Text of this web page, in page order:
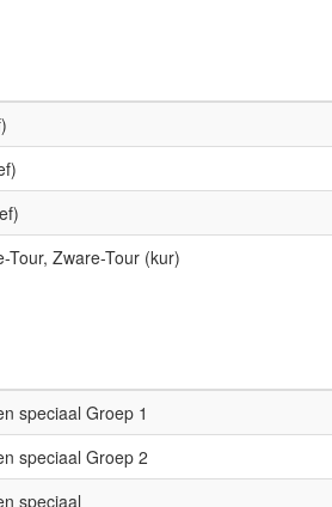
Tour, Zware-Tour (kur)
speciaal Groep 1
speciaal Groep 2
speciaal